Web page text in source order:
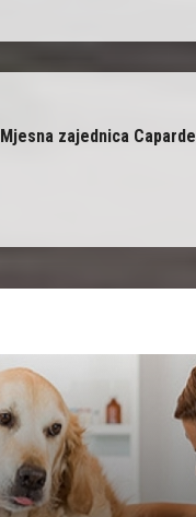
Mjesna zajednica Caparde